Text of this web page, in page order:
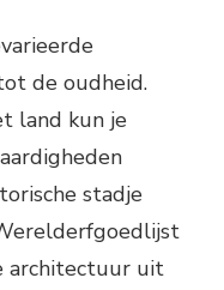
de oudheid.
land kun je
stadje
architectuur uit